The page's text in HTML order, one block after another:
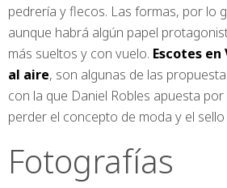
pedrería y flecos. Las formas, por lo
aunque habrá algún papel
más sueltos y con vuelo. Escotes en
al aire, son algunas de las
con la que Daniel Robles apuesta por
perder el concepto de moda y el sello
Fotografías